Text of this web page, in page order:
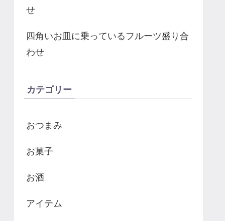
せ
四角いお皿に乗っているフルーツ盛り合
わせ
カテゴリー
おつまみ
お菓子
お酒
アイテム